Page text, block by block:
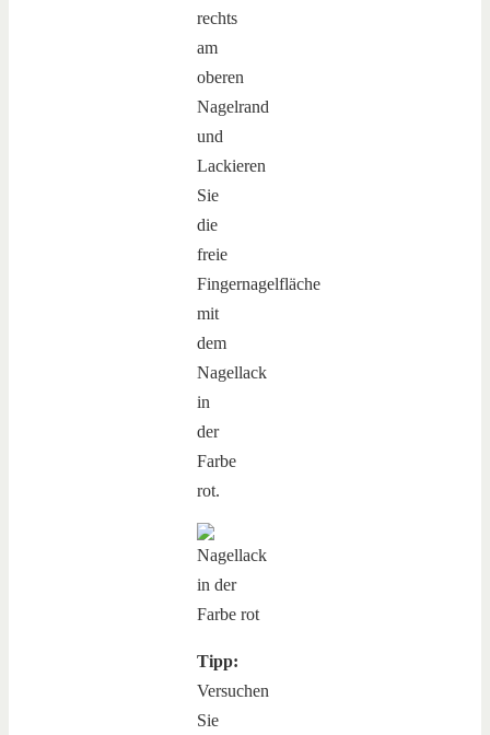
rechts
am
oberen
Nagelrand
und
Lackieren
Sie
die
freie
Fingernagelfläche
mit
dem
Nagellack
in
der
Farbe
rot.
Tipp:
Versuchen
Sie